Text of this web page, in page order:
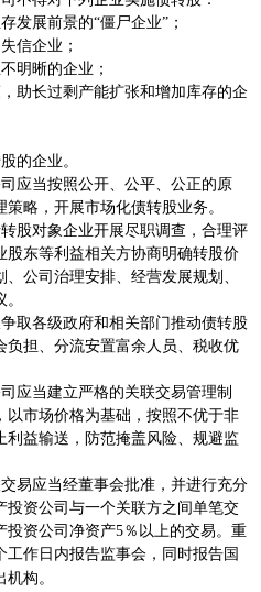
发展前景的“僵尸企业”；
信企业；
明晰的企业；
助长过剩产能扩张和增加库存的企
的企业。
应当按照公开、公平、公正的原
略，开展市场化债转股业务。
股对象企业开展尽职调查，合理评
东等利益相关方协商明确转股价
公司治理安排、经营发展规划、
取各级政府和相关部门推动债转股
担、分流安置富余人员、税收优
应当建立严格的关联交易管理制
以市场价格为基础，按照不优于非
利益输送，防范掩盖风险、规避监
易应当经董事会批准，并进行充分
资公司与一个关联方之间单笔交
投资公司净资产5％以上的交易。重
工作日内报告监事会，同时报告国
构。